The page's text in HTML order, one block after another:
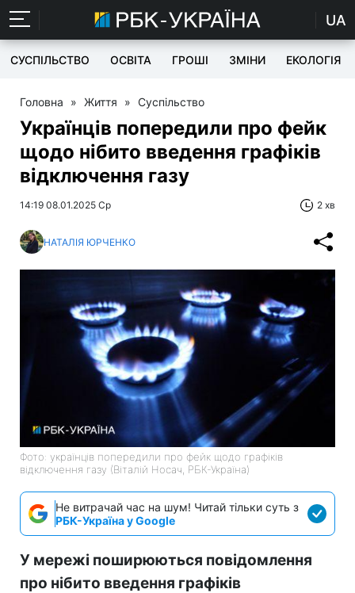
UA
СУСПІЛЬСТВО ОСВІТА ГРОШІ ЗМІНИ ЕКОЛОГІЯ
Головна » Життя » Суспільство
Українців попередили про фейк
щодо нібито введення графіків
відключення газу
14:19 08.01.2025 Ср 2 хв
НАТАЛІЯ ЮРЧЕНКО
Фото: українців попередили про фейк щодо графіків
відключення газу (Віталій Носач, РБК-Україна)
Не витрачай час на шум! Читай тільки суть з
РБК-Україна у Google
У мережі поширюються повідомлення
про нібито введення графіків